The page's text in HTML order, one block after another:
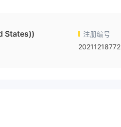
States))
注册编号
20211218772